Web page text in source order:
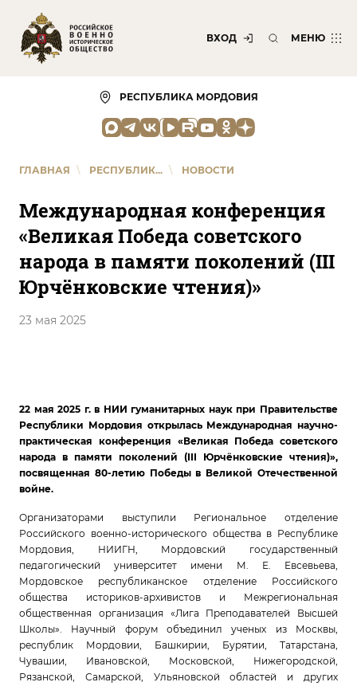
ВХОД МЕНЮ
РЕСПУБЛИКА МОРДОВИЯ
ГЛАВНАЯ \ РЕСПУБЛИК... \ НОВОСТИ
Международная конференция
«Великая Победа советского
народа в памяти поколений (III
Юрчёнковские чтения)»
23 мая 2025
22 мая 2025 г. в НИИ гуманитарных наук при Правительстве
Республики Мордовия открылась Международная научно-
практическая конференция «Великая Победа советского
народа в памяти поколений (III Юрчёнковские чтения)»,
посвященная 80-летию Победы в Великой Отечественной
войне.
Организаторами выступили Региональное отделение
Российского военно-исторического общества в Республике
Мордовия, НИИГН, Мордовский государственный
педагогический университет имени М. Е. Евсевьева,
Мордовское республиканское отделение Российского
общества историков-архивистов и Межрегиональная
общественная организация «Лига Преподавателей Высшей
Школы». Научный форум объединил ученых из Москвы,
республик Мордовии, Башкирии, Бурятии, Татарстана,
Чувашии, Ивановской, Московской, Нижегородской,
Рязанской, Самарской, Ульяновской областей и других